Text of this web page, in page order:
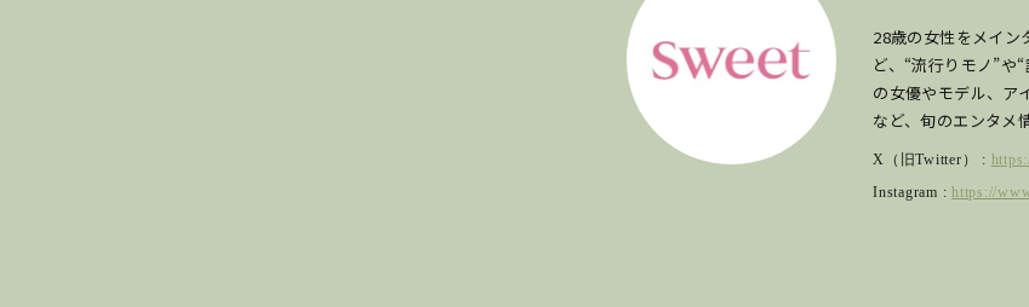
28歳の女性をメイン
ど、“流行りモノ”や
の女優やモデル、ア
など、旬のエンタメ
X（旧Twitter） :
Instagram :https://